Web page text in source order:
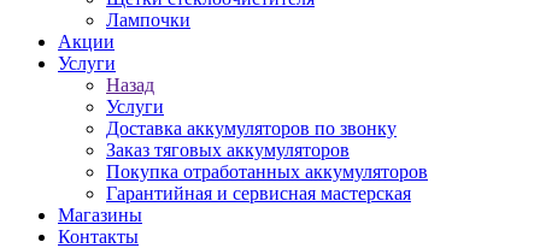
Лампочки
Акции
Услуги
Назад
Услуги
Доставка аккумуляторов по звонку
Заказ тяговых аккумуляторов
Покупка отработанных аккумуляторов
Гарантийная и сервисная мастерская
Магазины
Контакты